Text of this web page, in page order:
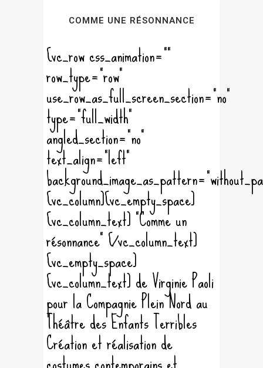
COMME UNE RÉSONNANCE
[vc_row css_animation=""
row_type="row"
use_row_as_full_screen_section="no"
type="full_width"
angled_section="no"
text_align="left"
[vc_column][vc_empty_space]
[vc_column_text] "Comme un
résonnance" [/vc_column_text]
[vc_empty_space]
[vc_column_text] de Virginie Paoli
pour la Compagnie Plein Nord au
Théâtre des Enfants Terribles
Création et réalisation de